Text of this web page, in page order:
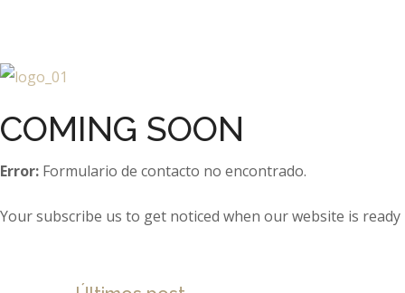
COMING SOON
Error: Formulario de contacto no encontrado.
Your subscribe us to get noticed when our website is ready